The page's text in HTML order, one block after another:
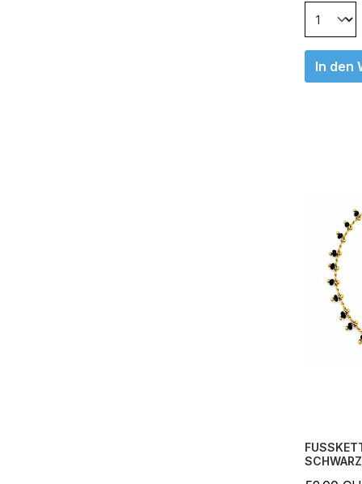
In den
SCHWARZ